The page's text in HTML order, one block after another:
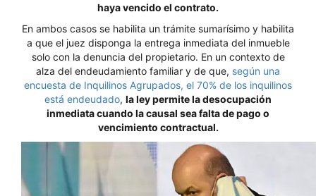
haya vencido el contrato.
En ambos casos se habilita un trámite sumarísimo y habilita
a que el juez disponga la entrega inmediata del inmueble
solo con la denuncia del propietario. En un contexto de
alza del endeudamiento familiar y de que, según una
encuesta de Inquilinos Agrupados, el 70% de los inquilinos
está endeudado, la ley permite la desocupación
inmediata cuando la causal sea falta de pago o
vencimiento contractual.